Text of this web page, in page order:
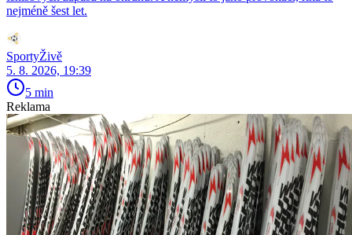
nejméně šest let.
SportyŽivě
5. 8. 2026, 19:39
5 min
Reklama